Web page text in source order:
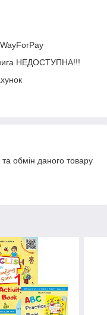
НЕДОСТУПНА!!!
обмін даного товару